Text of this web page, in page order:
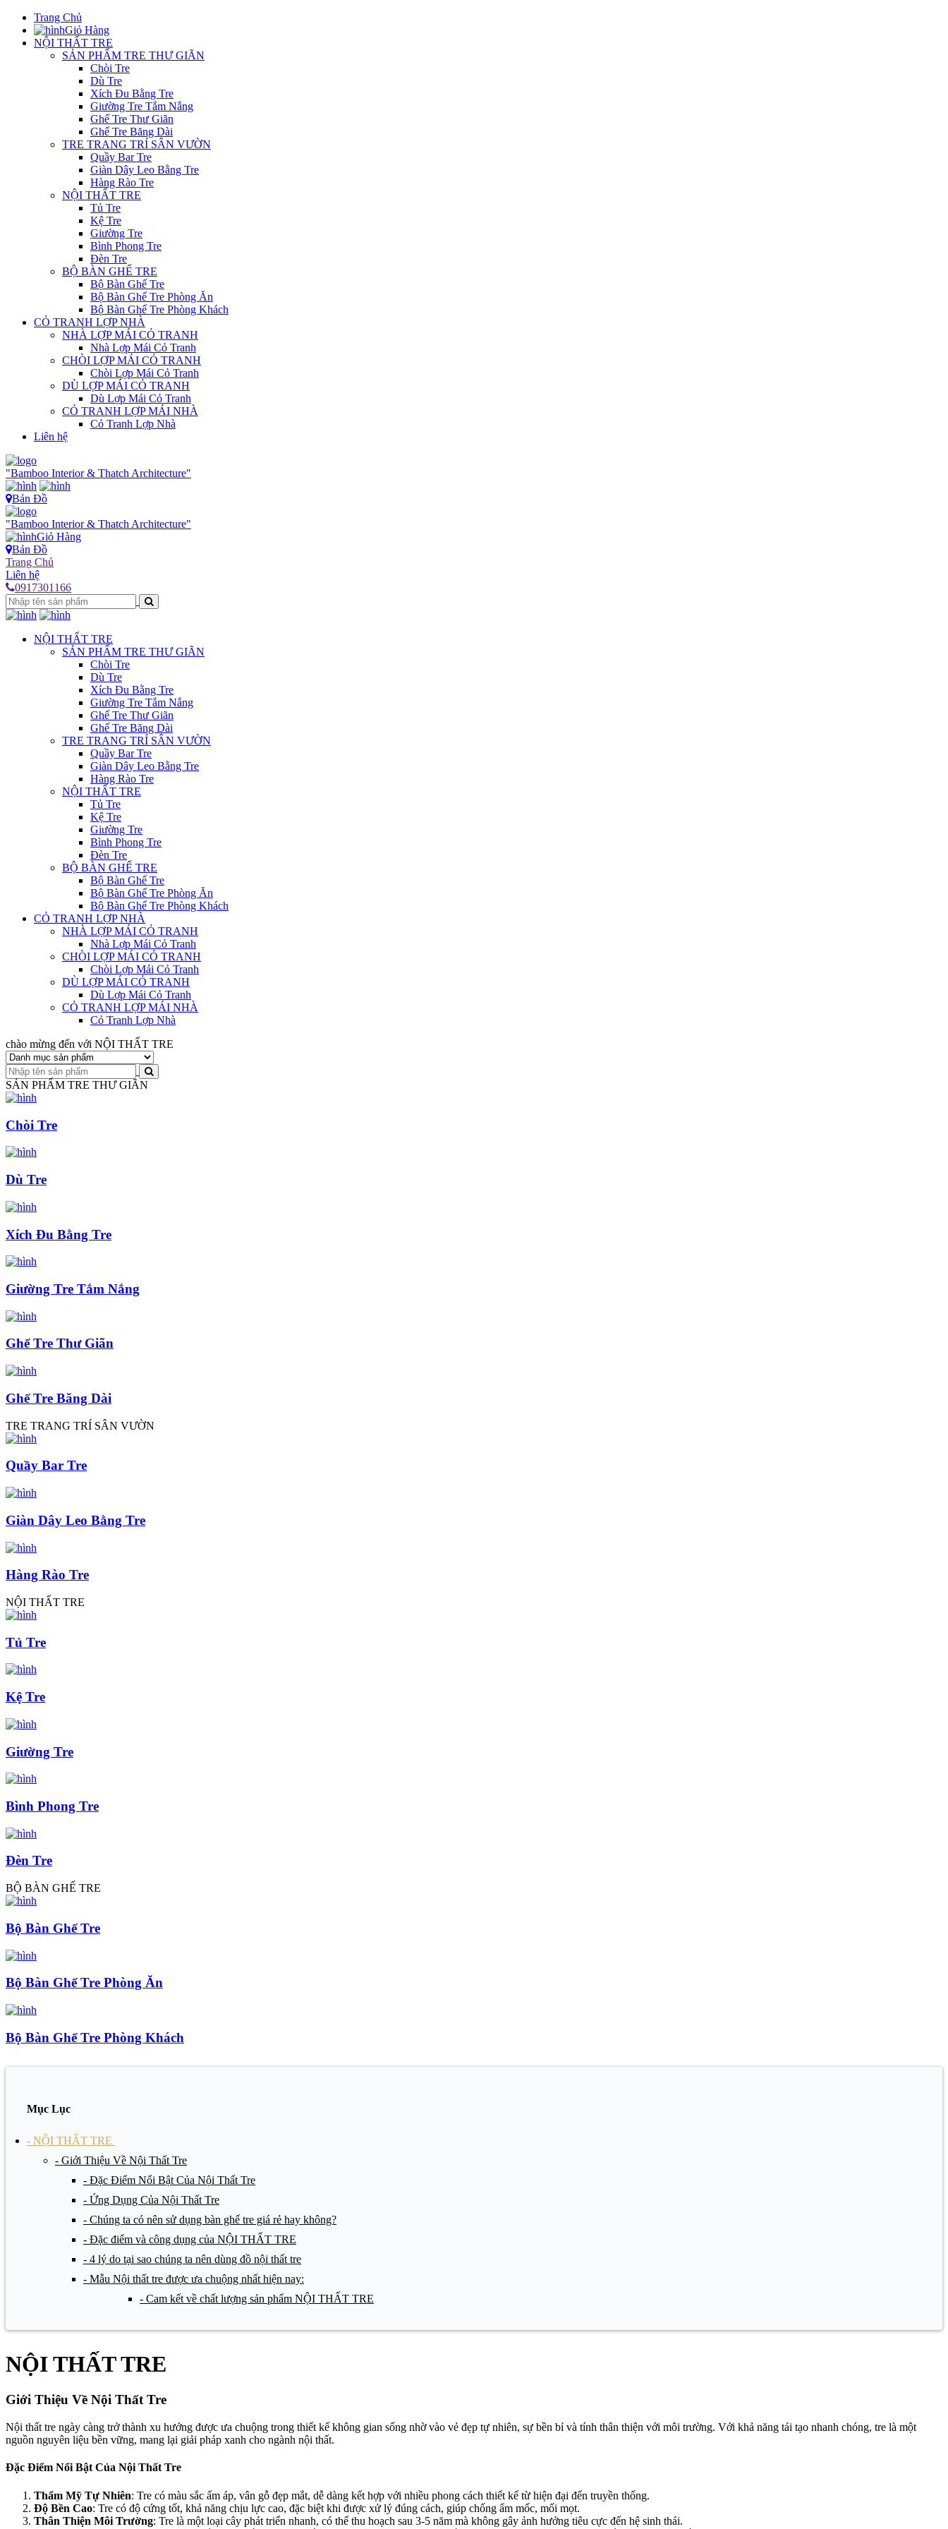
Trang Chủ
Giỏ Hàng
NỘI THẤT TRE
SẢN PHẨM TRE THƯ GIÃN
Chòi Tre
Dù Tre
Xích Đu Bằng Tre
Giường Tre Tắm Nắng
Ghế Tre Thư Giãn
Ghế Tre Băng Dài
TRE TRANG TRÍ SÂN VƯỜN
Quầy Bar Tre
Giàn Dây Leo Bằng Tre
Hàng Rào Tre
NỘI THẤT TRE
Tủ Tre
Kệ Tre
Giường Tre
Bình Phong Tre
Đèn Tre
BỘ BÀN GHẾ TRE
Bộ Bàn Ghế Tre
Bộ Bàn Ghế Tre Phòng Ăn
Bộ Bàn Ghế Tre Phòng Khách
CỎ TRANH LỢP NHÀ
NHÀ LỢP MÁI CỎ TRANH
Nhà Lợp Mái Cỏ Tranh
CHÒI LỢP MÁI CỎ TRANH
Chòi Lợp Mái Cỏ Tranh
DÙ LỢP MÁI CỎ TRANH
Dù Lợp Mái Cỏ Tranh
CỎ TRANH LỢP MÁI NHÀ
Cỏ Tranh Lợp Nhà
Liên hệ
"Bamboo Interior & Thatch Architecture"
Bản Đồ
"Bamboo Interior & Thatch Architecture"
Giỏ Hàng
Bản Đồ
Trang Chủ
Liên hệ
0917301166
NỘI THẤT TRE
SẢN PHẨM TRE THƯ GIÃN
Chòi Tre
Dù Tre
Xích Đu Bằng Tre
Giường Tre Tắm Nắng
Ghế Tre Thư Giãn
Ghế Tre Băng Dài
TRE TRANG TRÍ SÂN VƯỜN
Quầy Bar Tre
Giàn Dây Leo Bằng Tre
Hàng Rào Tre
NỘI THẤT TRE
Tủ Tre
Kệ Tre
Giường Tre
Bình Phong Tre
Đèn Tre
BỘ BÀN GHẾ TRE
Bộ Bàn Ghế Tre
Bộ Bàn Ghế Tre Phòng Ăn
Bộ Bàn Ghế Tre Phòng Khách
CỎ TRANH LỢP NHÀ
NHÀ LỢP MÁI CỎ TRANH
Nhà Lợp Mái Cỏ Tranh
CHÒI LỢP MÁI CỎ TRANH
Chòi Lợp Mái Cỏ Tranh
DÙ LỢP MÁI CỎ TRANH
Dù Lợp Mái Cỏ Tranh
CỎ TRANH LỢP MÁI NHÀ
Cỏ Tranh Lợp Nhà
chào mừng đến với NỘI THẤT TRE
SẢN PHẨM TRE THƯ GIÃN
Chòi Tre
Dù Tre
Xích Đu Bằng Tre
Giường Tre Tắm Nắng
Ghế Tre Thư Giãn
Ghế Tre Băng Dài
TRE TRANG TRÍ SÂN VƯỜN
Quầy Bar Tre
Giàn Dây Leo Bằng Tre
Hàng Rào Tre
NỘI THẤT TRE
Tủ Tre
Kệ Tre
Giường Tre
Bình Phong Tre
Đèn Tre
BỘ BÀN GHẾ TRE
Bộ Bàn Ghế Tre
Bộ Bàn Ghế Tre Phòng Ăn
Bộ Bàn Ghế Tre Phòng Khách
Mục Lục
- NỘI THẤT TRE
- Giới Thiệu Về Nội Thất Tre
- Đặc Điểm Nổi Bật Của Nội Thất Tre
- Ứng Dụng Của Nội Thất Tre
- Chúng ta có nên sử dụng bàn ghế tre giá rẻ hay không?
- Đặc điểm và công dụng của NỘI THẤT TRE
- 4 lý do tại sao chúng ta nên dùng đồ nội thất tre
- Mẫu Nội thất tre được ưa chuộng nhất hiện nay:
- Cam kết về chất lượng sản phẩm NỘI THẤT TRE
NỘI THẤT TRE
Giới Thiệu Về Nội Thất Tre
Nội thất tre ngày càng trở thành xu hướng được ưa chuộng trong thiết kế không gian sống nhờ vào vẻ đẹp tự nhiên, sự bền bỉ và tính thân thiện với môi trường. Với khả năng tái tạo nhanh chóng, tre là một
nguồn nguyên liệu bền vững, mang lại giải pháp xanh cho ngành nội thất.
Đặc Điểm Nổi Bật Của Nội Thất Tre
Thẩm Mỹ Tự Nhiên: Tre có màu sắc ấm áp, vân gỗ đẹp mắt, dễ dàng kết hợp với nhiều phong cách thiết kế từ hiện đại đến truyền thống.
Độ Bền Cao: Tre có độ cứng tốt, khả năng chịu lực cao, đặc biệt khi được xử lý đúng cách, giúp chống ẩm mốc, mối mọt.
Thân Thiện Môi Trường: Tre là một loại cây phát triển nhanh, có thể thu hoạch sau 3-5 năm mà không gây ảnh hưởng tiêu cực đến hệ sinh thái.